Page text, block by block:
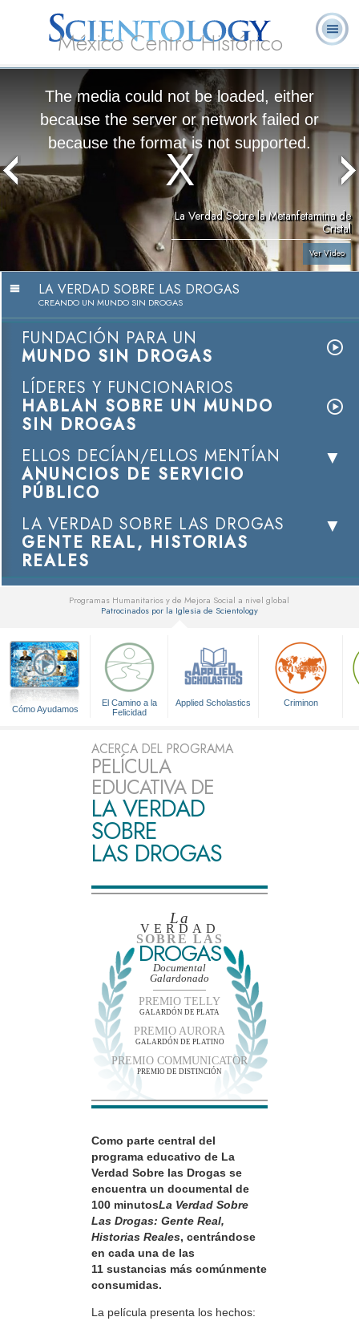
México Centro Histórico
L. Ronald
Hubbard
Ministros
Voluntarios
The media could not be loaded, either
because the server or network failed or
because the format is not supported.
La Verdad Sobre la Metanfetamina de
Cristal
Ver Video
LA VERDAD SOBRE LAS DROGAS
CREANDO UN MUNDO SIN DROGAS
FUNDACIÓN PARA UN
MUNDO SIN DROGAS
LÍDERES Y FUNCIONARIOS
HABLAN SOBRE UN MUNDO
SIN DROGAS
ELLOS DECÍAN/ELLOS MENTÍAN
ANUNCIOS DE SERVICIO
PÚBLICO
LA VERDAD SOBRE LAS DROGAS
GENTE REAL, HISTORIAS
REALES
Programas Humanitarios y de Mejora Social a nivel global
Patrocinados por la Iglesia de Scientology
Cómo Ayudamos
El Camino a la
Felicidad
Applied Scholastics Criminon
ACERCA DEL PROGRAMA
PELÍCULA
EDUCATIVA DE
LA VERDAD
SOBRE
LAS DROGAS
La
VERDAD
SOBRE LAS
DROGAS
Documental
Galardonado
PREMIO TELLY
GALARDÓN DE PLATA
PREMIO AURORA
GALARDÓN DE PLATINO
PREMIO COMMUNICATOR
PREMIO DE DISTINCIÓN
Como parte central del
programa educativo de La
Verdad Sobre las Drogas se
encuentra un documental de
100 minutosLa Verdad Sobre
Las Drogas: Gente Real,
Historias Reales, centrándose
en cada una de las
11 sustancias más comúnmente
consumidas.
La película presenta los hechos: